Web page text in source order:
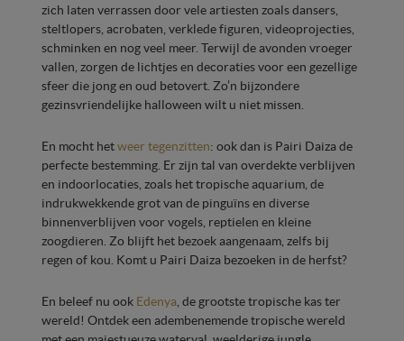
zich laten verrassen door vele artiesten zoals dansers,
steltlopers, acrobaten, verklede figuren, videoprojecties,
schminken en nog veel meer. Terwijl de avonden vroeger
vallen, zorgen de lichtjes en decoraties voor een gezellige
sfeer die jong en oud betovert. Zo’n bijzondere
gezinsvriendelijke halloween wilt u niet missen.
En mocht hetweer tegenzitten: ook dan is Pairi Daiza de
perfecte bestemming. Er zijn tal van overdekte verblijven
en indoorlocaties, zoals het tropische aquarium, de
indrukwekkende grot van de pinguïns en diverse
binnenverblijven voor vogels, reptielen en kleine
zoogdieren. Zo blijft het bezoek aangenaam, zelfs bij
regen of kou. Komt u Pairi Daiza bezoeken in de herfst?
En beleef nu ook Edenya , de grootste tropische kas ter
wereld! Ontdek een adembenemende tropische wereld